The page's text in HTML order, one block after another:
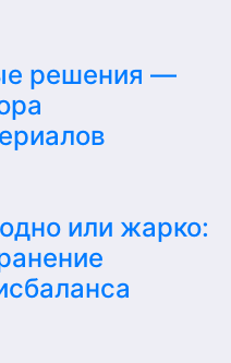
решения —
или жарко: